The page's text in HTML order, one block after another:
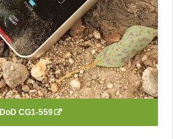
DoD CG1-559